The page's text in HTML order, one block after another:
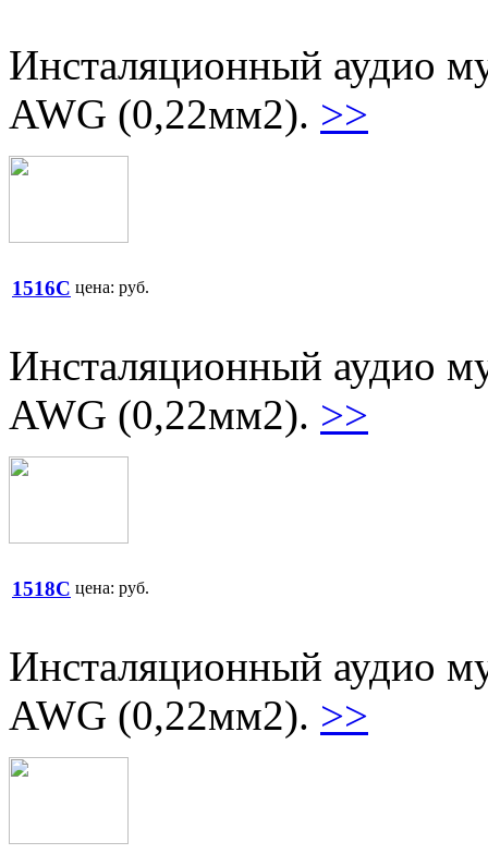
Инсталяционный аудио
AWG (0,22мм2). >>
1516C цена: руб.
Инсталяционный аудио
AWG (0,22мм2). >>
1518C цена: руб.
Инсталяционный аудио
AWG (0,22мм2). >>